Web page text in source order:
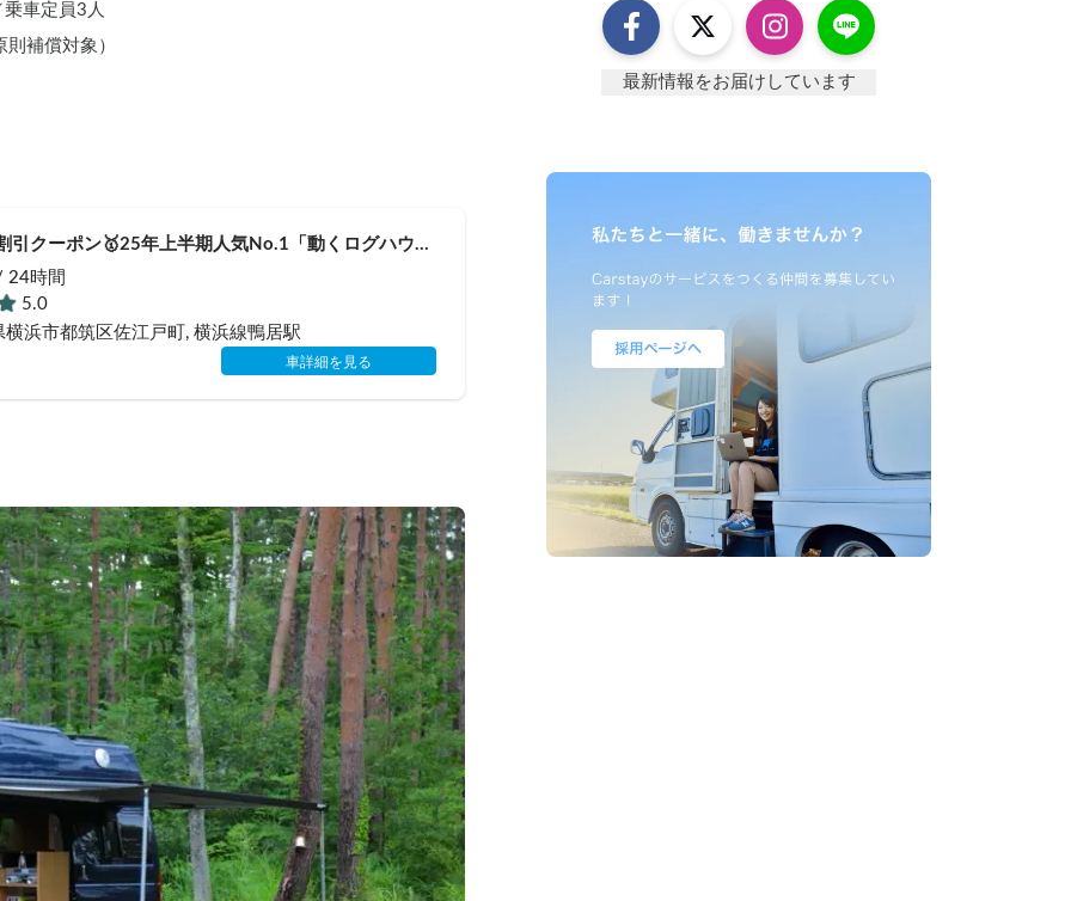
車定員3人
補償対象）
引クーポン🥇25年上半期人気No.1「動くログハウス
ルに大人気✨】【ペット旅🐕】📌内容充実なのに格
ナル保険プラン」を準備👍
24時間
5.0
浜市都筑区佐江戸町 , 横浜線鴨居駅
車詳細を見る
最新情報をお届けしています